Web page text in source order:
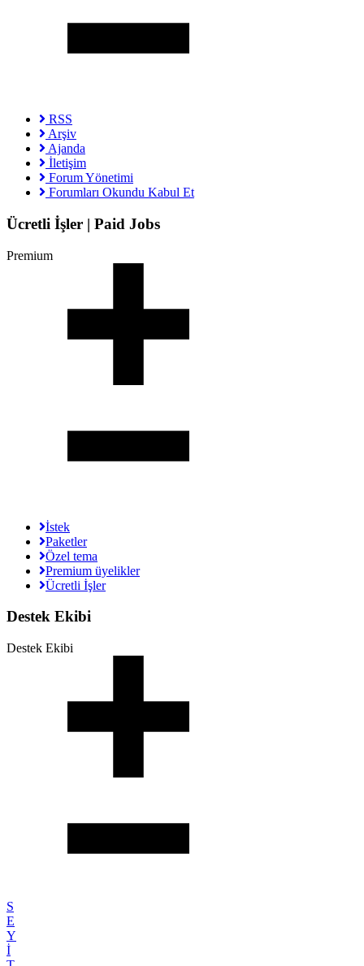
RSS
Arşiv
Ajanda
İletişim
Forum Yönetimi
Forumları Okundu Kabul Et
Ücretli İşler | Paid Jobs
Premium
İstek
Paketler
Özel tema
Premium üyelikler
Ücretli İşler
Destek Ekibi
Destek Ekibi
S
E
Y
İ